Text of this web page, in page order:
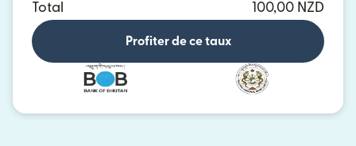
Total
100,00 NZD
Profiter de ce taux